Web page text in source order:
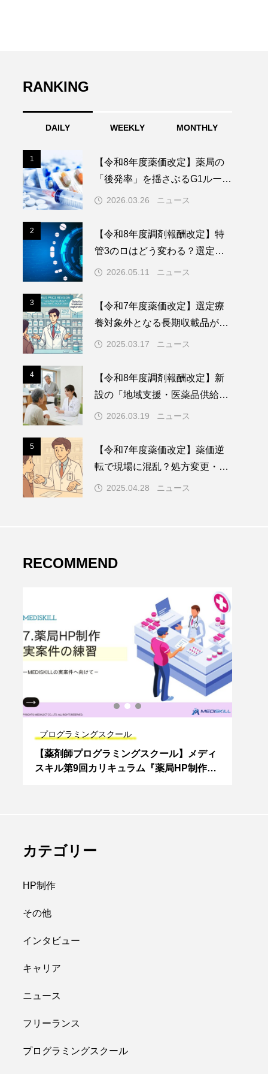
RANKING
DAILY WEEKLY MONTHLY
1
【令和8年度薬価改定】薬局の
「後発率」を揺さぶるG1ルール
短縮と後発除外品目拡大
2026.03.26 ニュース
2
【令和8年度調剤報酬改定】特
管3のロはどう変わる？選定療
養、バイオ後続品（BS）普及へ
2026.05.11 ニュース
3
【令和7年度薬価改定】選定療
養対象外となる長期収載品が続
出？薬剤師が知っておくべき影
2025.03.17 ニュース
4
【令和8年度調剤報酬改定】新
設の「地域支援・医薬品供給対
応体制加算」を徹底解説ー供給
要件
2026.03.19 ニュース
5
【令和7年度薬価改定】薬価逆
転で現場に混乱？処方変更・患
者対応のリアルと今後の対策
2025.04.28 ニュース
RECOMMEND
プログラミングスクール
【薬剤師プログラミングスクール】メディ
スキル第9回カリキュラム『薬局HP制作
カテゴリー
HP制作
その他
インタビュー
キャリア
ニュース
フリーランス
プログラミングスクール